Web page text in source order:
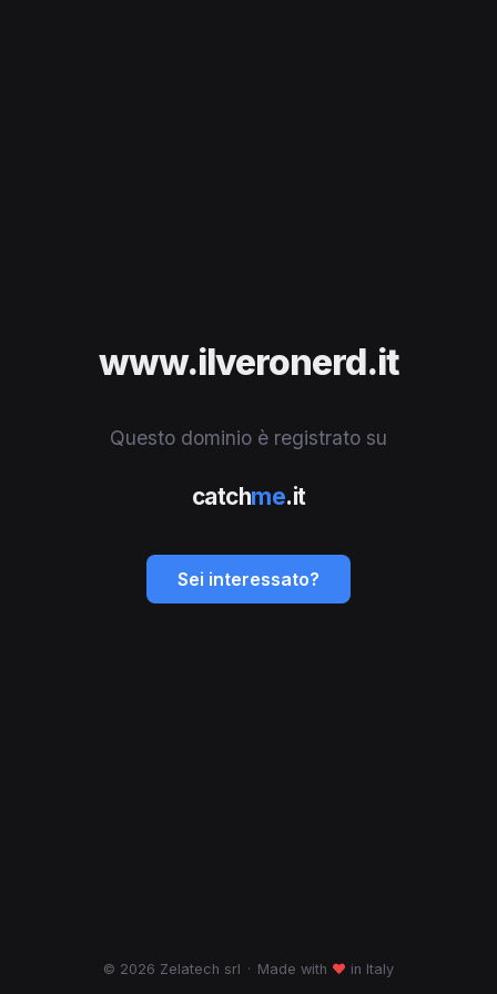
www.ilveronerd.it
Questo dominio è registrato su
catchme.it
Sei interessato?
© 2026 Zelatech srl · Made with ♥ in Italy